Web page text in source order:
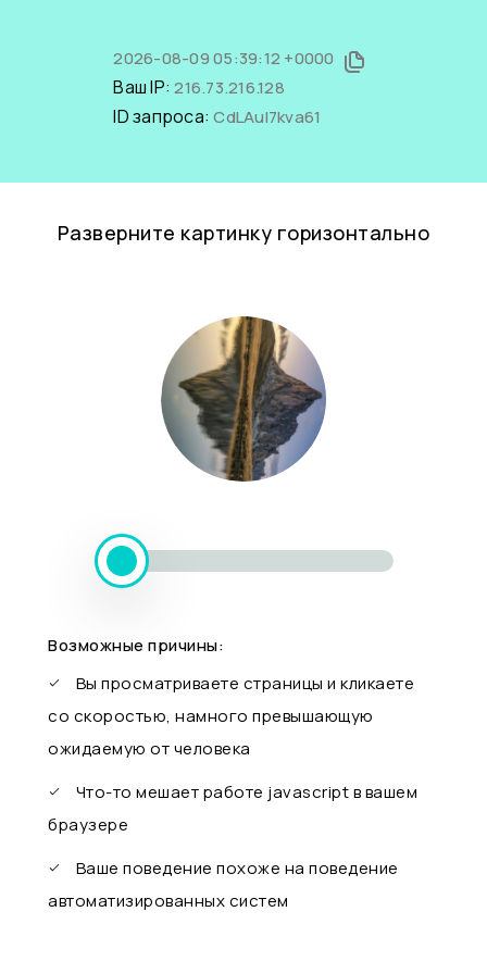
2026-08-09 05:39:12 +0000
Ваш IP:216.73.216.128
ID запроса:CdLAuI7kva61
Разверните картинку горизонтально
Возможные причины:
Вы просматриваете страницы и кликаете
со скоростью, намного превышающую
ожидаемую от человека
Что-то мешает работе javascript в вашем
браузере
Ваше поведение похоже на поведение
автоматизированных систем